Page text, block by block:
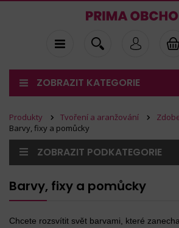
ZOBRAZIT KATEGORIE
Produkty Tvoření a aranžování
Barvy, fixy a pomůcky
ZOBRAZIT PODKATEGORIE
Barvy, fixy a pomůcky
Chcete rozsvítit svět barvami, které